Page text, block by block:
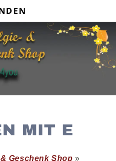
MIT E
Geschenk Shop »